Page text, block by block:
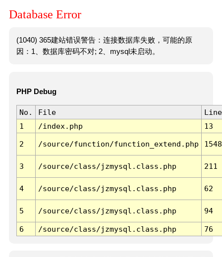
Database Error
(1040) 365建站错误警告：连接数据库失败，可能的原
因：1、数据库密码不对; 2、mysql未启动。
PHP Debug
No. File
Line
1
/index.php 13
2 /source/function/function_extend.php 1548
3 /source/class/jzmysql.class.php 211
4 /source/class/jzmysql.class.php 62
5 /source/class/jzmysql.class.php 94
6 /source/class/jzmysql.class.php 76